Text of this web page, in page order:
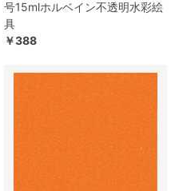
号15mlホルベイン不透明水彩絵
具
￥388